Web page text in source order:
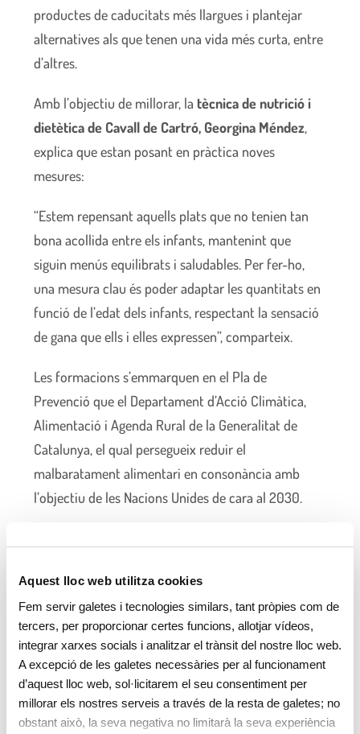
Aquest lloc web utilitza cookies
Fem servir galetes i tecnologies similars, tant pròpies com de
tercers, per proporcionar certes funcions, allotjar vídeos,
integrar xarxes socials i analitzar el trànsit del nostre lloc web.
A excepció de les galetes necessàries per al funcionament
d’aquest lloc web, sol·licitarem el seu consentiment per
millorar els nostres serveis a través de la resta de galetes; no
obstant això, la seva negativa no limitarà la seva experiència
productes de caducitats més llargues i plantejar
alternatives als que tenen una vida més curta, entre
d’altres.
Amb l’objectiu de millorar, latècnica de nutrició i
dietètica de Cavall de Cartró, Georgina Méndez,
explica que estan posant en pràctica noves
mesures:
“Estem repensant aquells plats que no tenien tan
bona acollida entre els infants, mantenint que
siguin menús equilibrats i saludables. Per fer-ho,
una mesura clau és poder adaptar les quantitats en
funció de l’edat dels infants, respectant la sensació
de gana que ells i elles expressen”, comparteix.
Les formacions s’emmarquen en el Pla de
Prevenció que el Departament d’Acció Climàtica,
Alimentació i Agenda Rural de la Generalitat de
Catalunya, el qual persegueix reduir el
malbaratament alimentari en consonància amb
l’objectiu de les Nacions Unides de cara al 2030.
“El nostre repte actual és aconseguir sensibilitzar
els equips sobre el que significa “llençar” menjar i
poder arribar així a una producció adequada segons
les necessitats reals. L’aprovació, el 7 de juny de
2022, de la Llei de Prevenció de les Pèrdues i el
Malbaratament Alimentaris exigeix implicar tothom